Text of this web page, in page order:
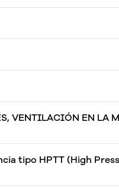
VENTILACIÓN EN LA
tipo HPTT (High